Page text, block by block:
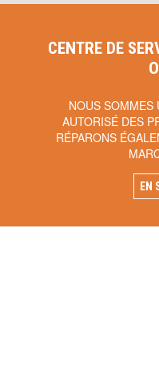
CENTRE DE
NOUS SOMMES
AUTORISÉ DES
RÉPARONS
EN